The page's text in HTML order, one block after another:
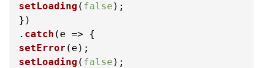
setLoading ( false );
})
. catch ( e =>
setError
setLoading ( false );